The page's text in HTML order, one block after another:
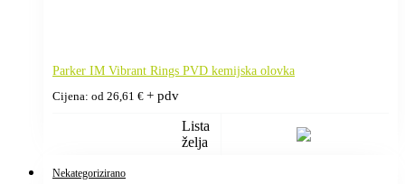
Parker IM Vibrant Rings PVD kemijska olovka
Cijena: od 26,61 € + pdv
Lista
želja
Nekategorizirano